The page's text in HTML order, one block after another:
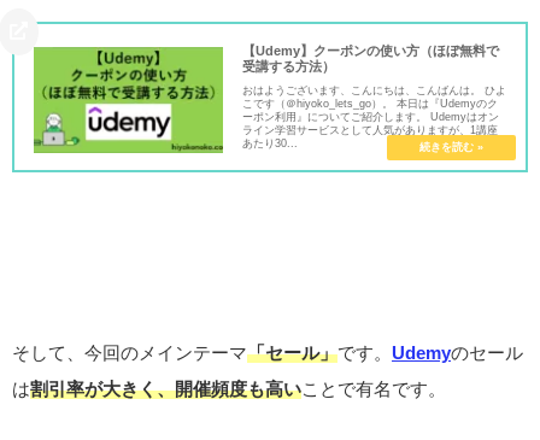
【Udemy】クーポンの使い方（ほぼ無料で
受講する方法）
おはようございます、こんにちは、こんばんは。 ひよ
こです（＠hiyoko_lets_go）。 本日は『Udemyのク
ーポン利用』についてご紹介します。 Udemyはオン
ライン学習サービスとして人気がありますが、1講座
あたり30...
そして、今回のメインテーマ「セール」です。 Udemyのセール
は割引率が大きく、開催頻度も高いことで有名です。